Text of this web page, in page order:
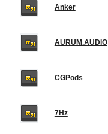
Anker
AURUM.AUDIO
CGPods
7Hz